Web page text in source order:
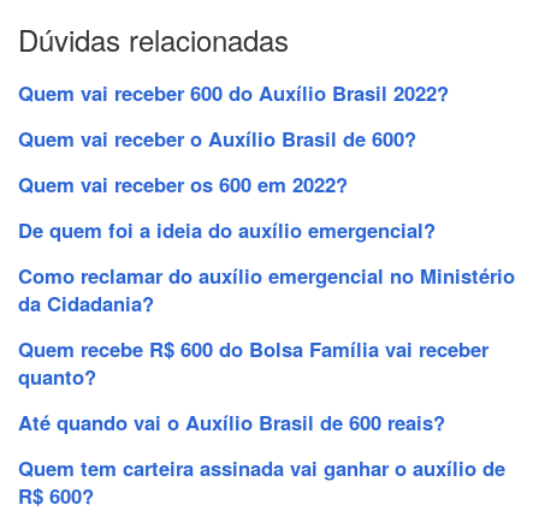
Dúvidas relacionadas
Quem vai receber 600 do Auxílio Brasil 2022?
Quem vai receber o Auxílio Brasil de 600?
Quem vai receber os 600 em 2022?
De quem foi a ideia do auxílio emergencial?
Como reclamar do auxílio emergencial no Ministério
da Cidadania?
Quem recebe R$ 600 do Bolsa Família vai receber
quanto?
Até quando vai o Auxílio Brasil de 600 reais?
Quem tem carteira assinada vai ganhar o auxílio de
R$ 600?